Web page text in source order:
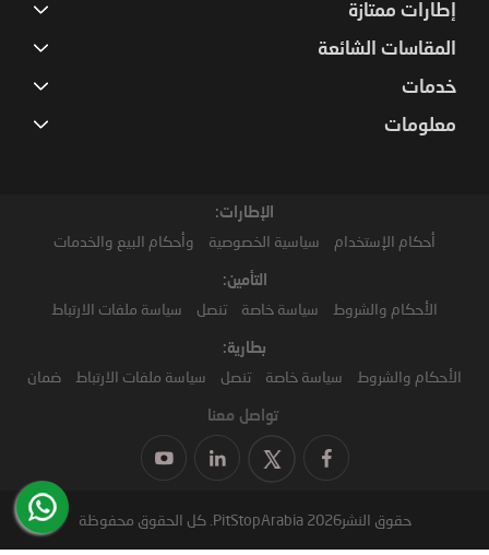
إطارات ممتازة
المقاسات الشائعة
خدمات
معلومات
الإطارات:
أحكام الإستخدام سياسية الخصوصية وأحكام البيع والخدمات
التأمين:
الأحكام والشروط سياسة خاصة تنصل سياسة ملفات الارتباط
بطارية:
الأحكام والشروط سياسة خاصة تنصل سياسة ملفات الارتباط ضمان
تواصل معنا
حقوق النشر2026 PitStopArabia. كل الحقوق محفوظة